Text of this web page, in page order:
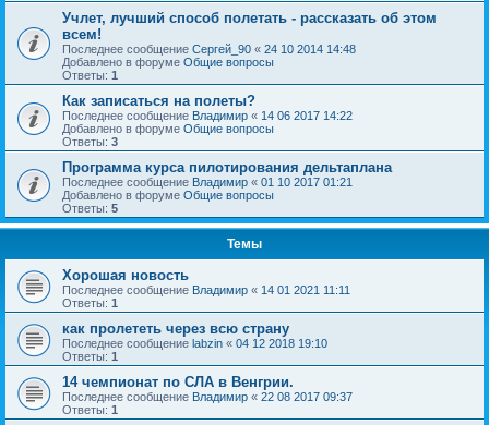
Учлет, лучший способ полетать - рассказать об этом
всем!
Последнее сообщение Сергей_90 « 24 10 2014 14:48
Добавлено в форуме Общие вопросы
Ответы: 1
Как записаться на полеты?
Последнее сообщение Владимир « 14 06 2017 14:22
Добавлено в форуме Общие вопросы
Ответы: 3
Программа курса пилотирования дельтаплана
Последнее сообщение Владимир « 01 10 2017 01:21
Добавлено в форуме Общие вопросы
Ответы: 5
Темы
Хорошая новость
Последнее сообщение Владимир « 14 01 2021 11:11
Ответы: 1
как пролететь через всю страну
Последнее сообщение labzin « 04 12 2018 19:10
Ответы: 1
14 чемпионат по СЛА в Венгрии.
Последнее сообщение Владимир « 22 08 2017 09:37
Ответы: 1